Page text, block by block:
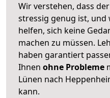
Wir verstehen, dass
stressig genug ist, und
helfen, sich keine
machen zu müssen.
haben garantiert
Ihnen ohne Probleme
Lünen nach
kann.